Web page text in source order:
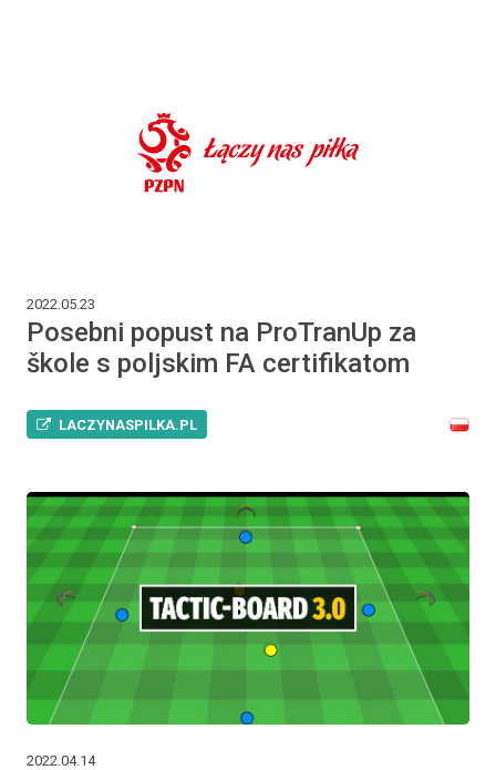
2022.05.23
Posebni popust na ProTranUp za
škole s poljskim FA certifikatom
LACZYNASPILKA.PL
2022.04.14